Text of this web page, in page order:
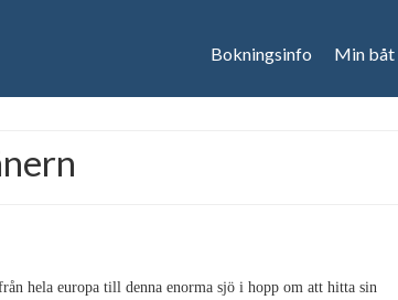
Bokningsinfo Min båt
hela europa till denna enorma sjö i hopp om att hitta sin